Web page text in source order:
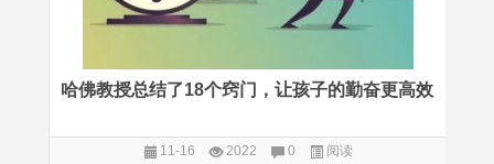
哈佛教授总结了18个窍门，让孩子的勤奋更高效
11-16 2022 0 阅读